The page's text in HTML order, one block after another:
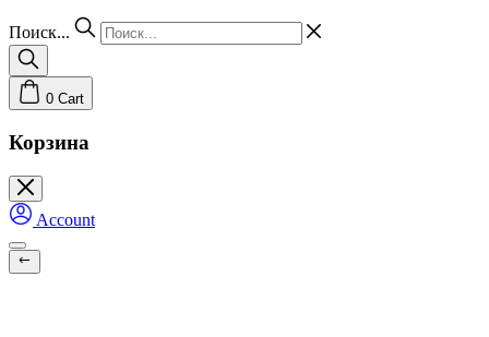
Поиск...
0 Cart
Корзина
Account